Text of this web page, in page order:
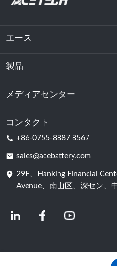
エース
私たちに関しては
持続可能性
製品
エネルギー貯蔵
データセンターおよびサーバ
バッテリーセル
メディアセンター
ニュース
コンタクト
+86-0755-8887 8567
sales@acebattery.com
29F、Hanking Financial
Avenue、南山区、深セン、
© 2024 中国リチウムイオン電池メーカー